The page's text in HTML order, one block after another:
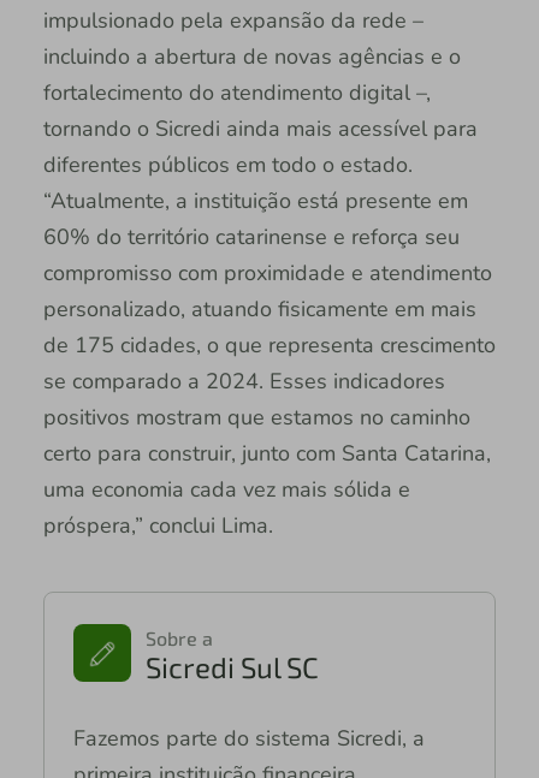
impulsionado pela expansão da rede –
incluindo a abertura de novas agências e o
fortalecimento do atendimento digital –,
tornando o Sicredi ainda mais acessível para
diferentes públicos em todo o estado.
“Atualmente, a instituição está presente em
60% do território catarinense e reforça seu
compromisso com proximidade e atendimento
personalizado, atuando fisicamente em mais
de 175 cidades, o que representa crescimento
se comparado a 2024. Esses indicadores
positivos mostram que estamos no caminho
certo para construir, junto com Santa Catarina,
uma economia cada vez mais sólida e
próspera,” conclui Lima.
Sobre a
Sicredi Sul SC
Fazemos parte do sistema Sicredi, a